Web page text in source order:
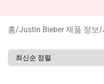
홈/Justin Bieber 제품 정보/